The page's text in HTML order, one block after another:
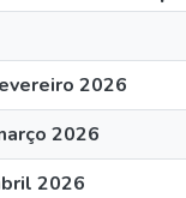
2026
2026
2026